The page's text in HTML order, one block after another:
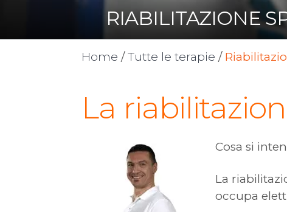
RIABILITAZIONE
Home /Tutte le terapie /
La
Cosa si
La
occupa